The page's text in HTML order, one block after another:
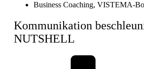
Business Coaching, VISTEMA-
Kommunikation
NUTSHELL